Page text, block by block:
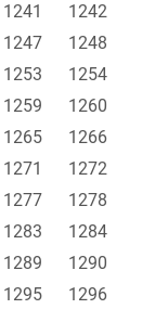
1241
1242
1247
1248
1253
1254
1259
1260
1265
1266
1271
1272
1277
1278
1283
1284
1289
1290
1295
1296